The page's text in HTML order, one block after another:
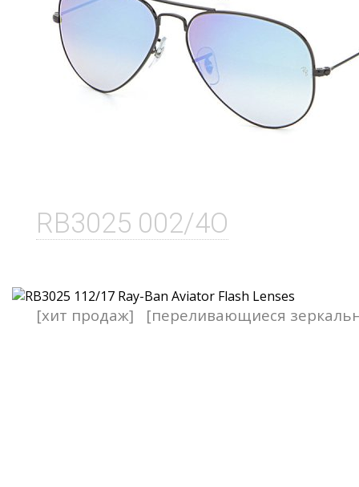
RB3025 002/4O
[хит продаж] [переливающиеся